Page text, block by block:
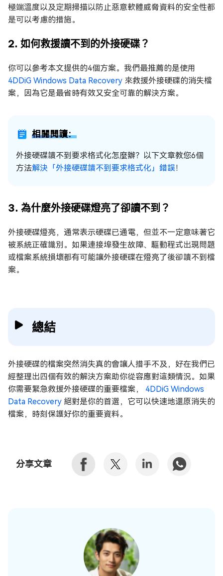
極端溫度以及定期掃描以防止惡意軟體威脅資料的安全性都
是可以考慮的措施。
2. 如何救援讀不到的外接硬碟？
你可以參考本文提供的4個方案。我們最推薦的是使用
4DDiG Windows Data Recovery 來救援外接硬碟的消失檔
案，因為它是最省時有效又安全可靠的解決方案。
相關閱讀：
外接硬碟讀不到要求格式化怎麼辦？以下文章教您6個
方法解決「外接硬碟讀不到要求格式化」錯誤！
3. 為什麼外接硬碟燈亮了卻讀不到？
外接硬碟燈亮，通常表示硬碟已通電，但並不一定意味著它
被系統正確識別。如果連接埠發生故障、驅動程式出現問題
或檔案系統損壞都有可能讓外接硬碟在燈亮了後卻讀不到檔
案。
總結
外接硬碟的檔案突然消失真的會讓人措手不及，好在我們已
經整理出四個有效的解決方案助你從容應對這類情況。如果
你需要緊急救援外接硬碟的重要檔案， 4DDiG Windows
Data Recovery 絕對是你的首選，它可以快速地還原消失的
檔案，時刻保護好你的重要資料。
分享文章